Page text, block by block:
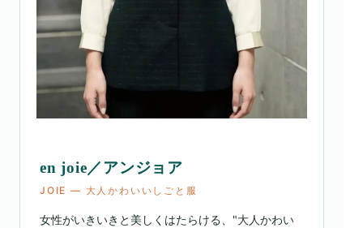
en joie／アンジョア
JOIE ― 大人かわいいしごと服
女性がいきいきと美しくはたらける、"大人かわい